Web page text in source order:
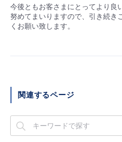
今後ともお客さまにとってより良
努めてまいりますので、引き続き
くお願い致します。
関連するページ